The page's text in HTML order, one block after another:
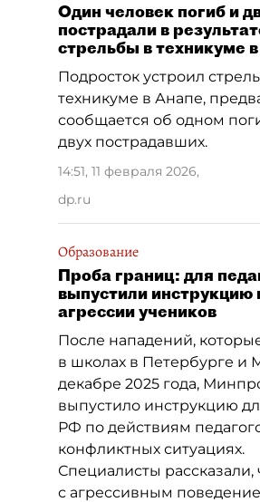
Один человек погиб и
пострадали в
стрельбы в техникуме
Подросток устроил
техникуме в Анапе,
сообщается об одном
двух пострадавших.
14:51, 11 февраля 2026,
dp.ru
Образование
Проба границ: для
выпустили инструкцию
агрессии учеников
После нападений,
в школах в Петербурге и
декабре 2025 года,
выпустило инструкцию
РФ по действиям
конфликтных ситуациях.
Специалисты рассказали,
с агрессивным